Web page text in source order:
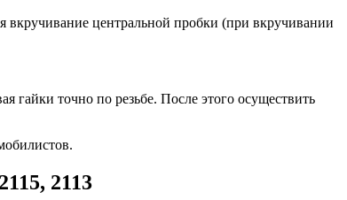
вкручивание центральной пробки (при вкручивании
гайки точно по резьбе. После этого осуществить
2113